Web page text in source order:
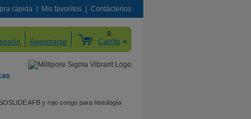
rápida Mis favoritos Contáctenos
Registrarse
0
Carrito
AFB y rojo congo para histología